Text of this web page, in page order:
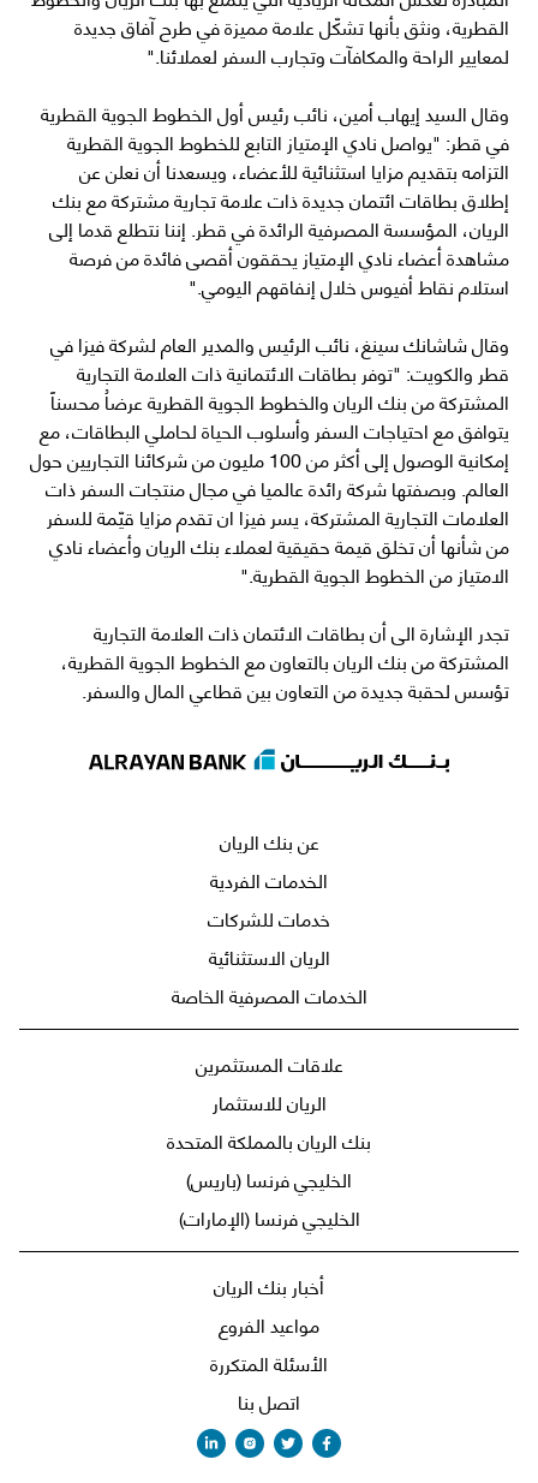
القطرية، ونثق بأنها تشكّل علامة مميزة في طرح آفاق جديدة
لمعايير الراحة والمكافآت وتجارب السفر لعملائنا."
وقال السيد إيهاب أمين، نائب رئيس أول الخطوط الجوية القطرية
في قطر: "يواصل نادي الإمتياز التابع للخطوط الجوية القطرية
التزامه بتقديم مزايا استثنائية للأعضاء، ويسعدنا أن نعلن عن
إطلاق بطاقات ائتمان جديدة ذات علامة تجارية مشتركة مع بنك
الريان، المؤسسة المصرفية الرائدة في قطر. إننا نتطلع قدما إلى
مشاهدة أعضاء نادي الإمتياز يحققون أقصى فائدة من فرصة
استلام نقاط أفيوس خلال إنفاقهم اليومي."
وقال شاشانك سينغ، نائب الرئيس والمدير العام لشركة فيزا في
قطر والكويت: "توفر بطاقات الائتمانية ذات العلامة التجارية
المشتركة من بنك الريان والخطوط الجوية القطرية عرضاُ محسناً
يتوافق مع احتياجات السفر وأسلوب الحياة لحاملي البطاقات، مع
إمكانية الوصول إلى أكثر من 100 مليون من شركائنا التجاريين حول
العالم. وبصفتها شركة رائدة عالميا في مجال منتجات السفر ذات
العلامات التجارية المشتركة، يسر فيزا ان تقدم مزايا قيّمة للسفر
من شأنها أن تخلق قيمة حقيقية لعملاء بنك الريان وأعضاء نادي
الامتياز من الخطوط الجوية القطرية."
تجدر الإشارة الى أن بطاقات الائتمان ذات العلامة التجارية
المشتركة من بنك الريان بالتعاون مع الخطوط الجوية القطرية،
تؤسس لحقبة جديدة من التعاون بين قطاعي المال والسفر.
أخبار بنك الريان
مواعيد الفروع
الأسئلة المتكررة
اتصل بنا
علاقات المستثمرين
الريان للاستثمار
بنك الريان بالمملكة المتحدة
الخليجي فرنسا (باريس)
الخليجي فرنسا (الإمارات)
عن بنك الريان
الخدمات الفردية
خدمات للشركات
الريان الاستثنائية
الخدمات المصرفية الخاصة